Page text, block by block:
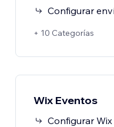
Configurar
+ 10 Categorías
Wix Eventos
Configurar